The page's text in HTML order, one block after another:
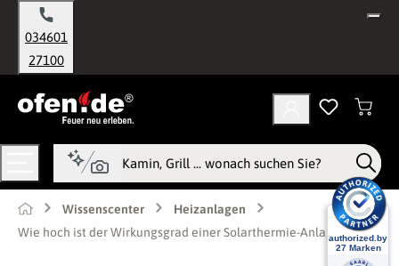
springen
034601
27100
Wissenscenter
Heizanlagen
Wie hoch ist der Wirkungsgrad einer Solarthermie-Anlage?